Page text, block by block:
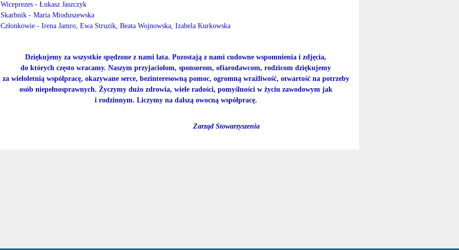
Wiceprezes - Łukasz Jaszczyk
Skarbnik - Maria Mioduszewska
Członkowie - Irena Jamro, Ewa Struzik, Beata Wojnowska, Izabela Kurkowska
Dziękujemy za wszystkie spędzone z nami lata. Pozostają z nami cudowne wspomnienia i zdjęcia,
do których często wracamy. Naszym przyjaciołom, sponsorom, ofiarodawcom, rodzicom dziękujemy
za wieloletnią współpracę, okazywane serce, bezinteresowną pomoc, ogromną wrażliwość, otwartość na potrzeby
osób niepełnosprawnych. Życzymy dużo zdrowia, wiele radości, pomyślności w życiu zawodowym jak
i rodzinnym. Liczymy na dalszą owocną współpracę.
Zarząd Stowarzyszenia